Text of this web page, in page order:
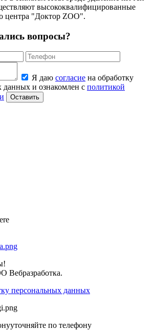
высококвалифицированные
центра "Доктор ZOO".
вопросы?
Я даю согласие на обработку
данных и ознакомлен с политикой
Оставить
Вебразработка.
персональных данных
по телефону